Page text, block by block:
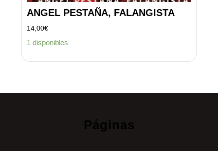
ANGEL PESTAÑA, FALANGISTA
14,00€
1 disponibles
Páginas